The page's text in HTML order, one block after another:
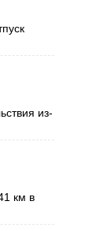
из-
км в